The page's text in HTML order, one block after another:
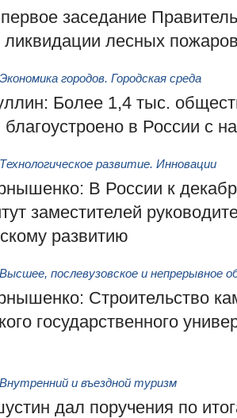
заседание
ликвидации лесных
Экономика городов. Городская среда
Более 1,4 тыс.
благоустроено в России с
Технологическое развитие. Инновации
В России к
заместителей
развитию
Высшее, послевузовское и непрерывное
Строительство
государственного
Внутренний и въездной туризм
дал поручения по